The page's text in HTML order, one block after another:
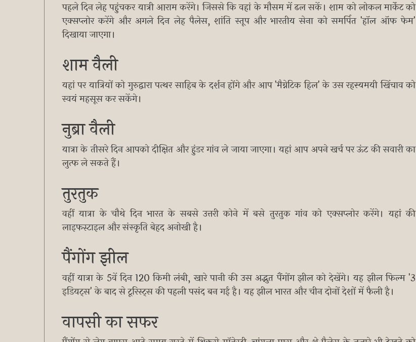
पहले दिन लेह पहुंचकर यात्री आराम करेंगे। जिससे कि वहां के मौसम में ढल सकें। शाम को लोकल मार्केट को
एक्सप्लोर करेंगे और अगले दिन लेह पैलेस, शांति स्तूप और भारतीय सेना को समर्पित 'हॉल ऑफ फेम'
दिखाया जाएगा।
शाम वैली
यहां पर यात्रियों को गुरुद्वारा पत्थर साहिब के दर्शन होंगे और आप 'मैग्नेटिक हिल' के उस रहस्यमयी खिंचाव को
स्वयं महसूस कर सकेंगे।
नुब्रा वैली
यात्रा के तीसरे दिन आपको दीक्षित और हुंडर गांव ले जाया जाएगा। यहां आप अपने खर्च पर ऊंट की सवारी का
लुत्फ ले सकते हैं।
तुरतुक
वहीं यात्रा के चौथे दिन भारत के सबसे उत्तरी कोने में बसे तुरतुक गांव को एक्सप्लोर करेंगे। यहां की
लाइफस्टाइल और संस्कृति बेहद अनोखी है।
पैंगोंग झील
वहीं यात्रा के 5वें दिन 120 किमी लंबी, खारे पानी की उस अद्भुत पैंगोंग झील को देखेंगे। यह झील फिल्म '3
इडियट्स' के बाद से टूरिस्ट्स की पहली पसंद बन गई है। यह झील भारत और चीन दोनों देशों में फैली है।
वापसी का सफर